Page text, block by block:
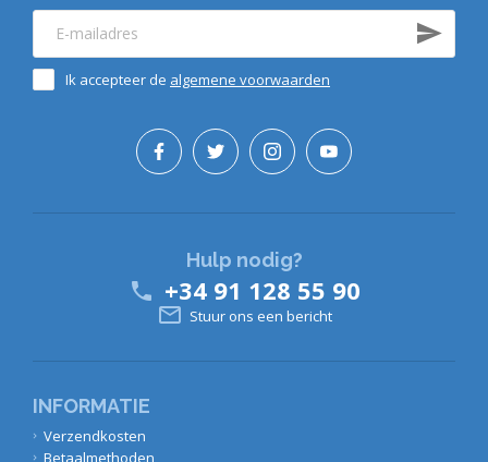
Ik accepteer de algemene voorwaarden
INFORMATIE
Verzendkosten
Betaalmethoden
Hulp nodig?
 +34 91 128 55 90
 Stuur ons een bericht